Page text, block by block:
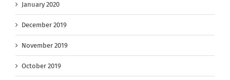
January 2020
December 2019
November 2019
October 2019